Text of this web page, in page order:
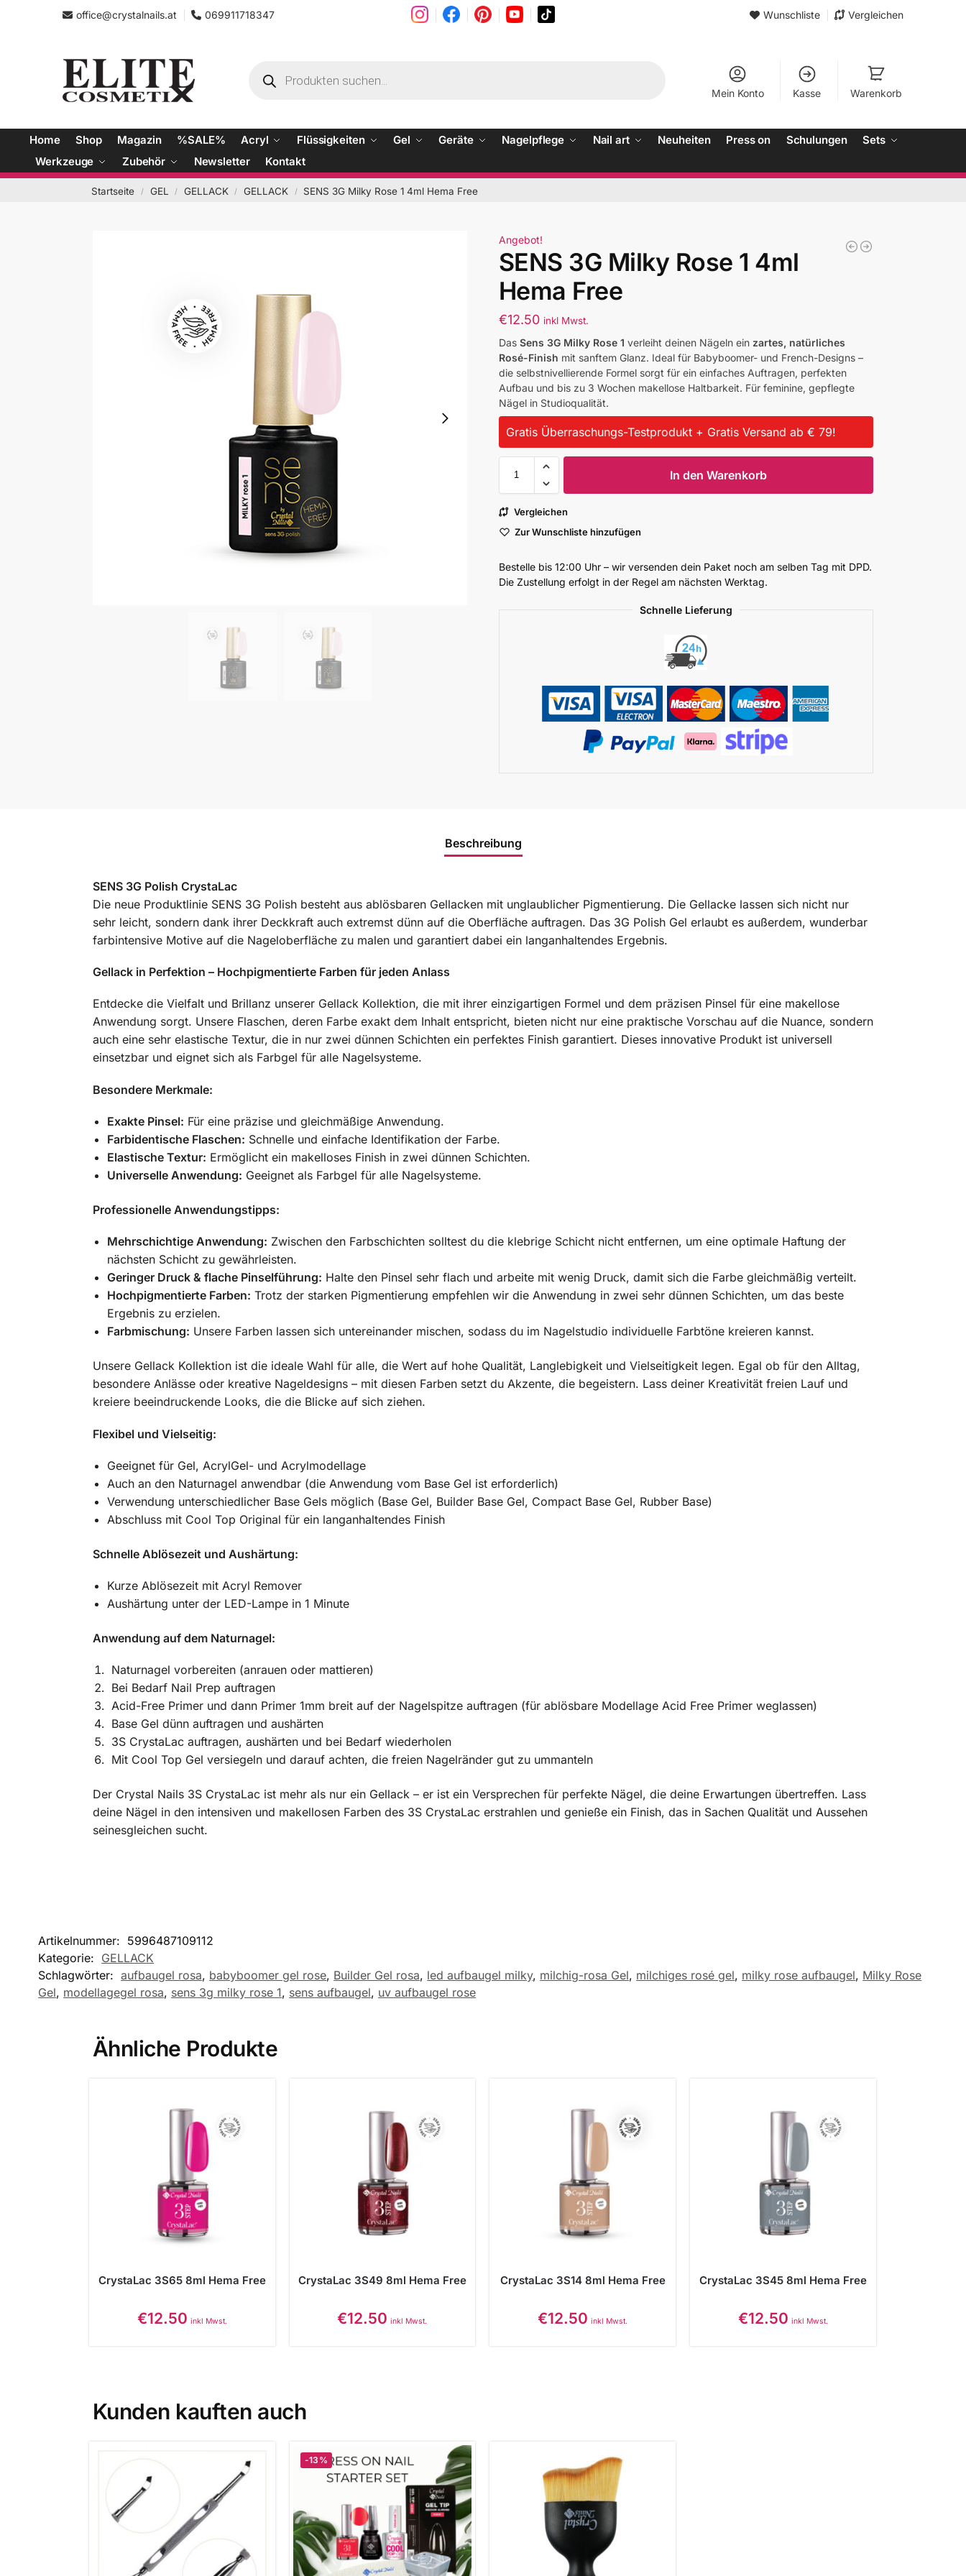
office@crystalnails.at 069911718347 Wunschliste Vergleichen
Mein Konto Kasse Warenkorb
Home Shop Magazin %SALE% Acryl Flüssigkeiten Gel Geräte Nagelpflege Nail art Neuheiten Press on Schulungen
Sets
Werkzeuge
Zubehör Newsletter Kontakt
Startseite / GEL / GELLACK / GELLACK / SENS 3G Milky Rose 1 4ml Hema Free
Angebot!
SENS 3G Milky Rose 1 4ml
Hema Free
€12.50 inkl Mwst.
Das Sens 3G Milky Rose 1 verleiht deinen Nägeln ein zartes, natürliches
Rosé-Finish mit sanftem Glanz. Ideal für Babyboomer- und French-Designs –
die selbstnivellierende Formel sorgt für ein einfaches Auftragen, perfekten
Aufbau und bis zu 3 Wochen makellose Haltbarkeit. Für feminine, gepflegte
Nägel in Studioqualität.
Gratis Überraschungs-Testprodukt + Gratis Versand ab € 79!
In den Warenkorb
Vergleichen
Zur Wunschliste hinzufügen
Bestelle bis 12:00 Uhr – wir versenden dein Paket noch am selben Tag mit DPD.
Die Zustellung erfolgt in der Regel am nächsten Werktag.
Schnelle Lieferung
Beschreibung
SENS 3G Polish CrystaLac
Die neue Produktlinie SENS 3G Polish besteht aus ablösbaren Gellacken mit unglaublicher Pigmentierung. Die Gellacke lassen sich nicht nur
sehr leicht, sondern dank ihrer Deckkraft auch extremst dünn auf die Oberfläche auftragen. Das 3G Polish Gel erlaubt es außerdem, wunderbar
farbintensive Motive auf die Nageloberfläche zu malen und garantiert dabei ein langanhaltendes Ergebnis.
Gellack in Perfektion – Hochpigmentierte Farben für jeden Anlass
Entdecke die Vielfalt und Brillanz unserer Gellack Kollektion, die mit ihrer einzigartigen Formel und dem präzisen Pinsel für eine makellose
Anwendung sorgt. Unsere Flaschen, deren Farbe exakt dem Inhalt entspricht, bieten nicht nur eine praktische Vorschau auf die Nuance, sondern
auch eine sehr elastische Textur, die in nur zwei dünnen Schichten ein perfektes Finish garantiert. Dieses innovative Produkt ist universell
einsetzbar und eignet sich als Farbgel für alle Nagelsysteme.
Besondere Merkmale:
Exakte Pinsel: Für eine präzise und gleichmäßige Anwendung.
Farbidentische Flaschen: Schnelle und einfache Identifikation der Farbe.
Elastische Textur: Ermöglicht ein makelloses Finish in zwei dünnen Schichten.
Universelle Anwendung: Geeignet als Farbgel für alle Nagelsysteme.
Professionelle Anwendungstipps:
Mehrschichtige Anwendung: Zwischen den Farbschichten solltest du die klebrige Schicht nicht entfernen, um eine optimale Haftung der
nächsten Schicht zu gewährleisten.
Geringer Druck & flache Pinselführung: Halte den Pinsel sehr flach und arbeite mit wenig Druck, damit sich die Farbe gleichmäßig verteilt.
Hochpigmentierte Farben: Trotz der starken Pigmentierung empfehlen wir die Anwendung in zwei sehr dünnen Schichten, um das beste
Ergebnis zu erzielen.
Farbmischung: Unsere Farben lassen sich untereinander mischen, sodass du im Nagelstudio individuelle Farbtöne kreieren kannst.
Unsere Gellack Kollektion ist die ideale Wahl für alle, die Wert auf hohe Qualität, Langlebigkeit und Vielseitigkeit legen. Egal ob für den Alltag,
besondere Anlässe oder kreative Nageldesigns – mit diesen Farben setzt du Akzente, die begeistern. Lass deiner Kreativität freien Lauf und
kreiere beeindruckende Looks, die die Blicke auf sich ziehen.
Flexibel und Vielseitig:
Geeignet für Gel, AcrylGel- und Acrylmodellage
Auch an den Naturnagel anwendbar (die Anwendung vom Base Gel ist erforderlich)
Verwendung unterschiedlicher Base Gels möglich (Base Gel, Builder Base Gel, Compact Base Gel, Rubber Base)
Abschluss mit Cool Top Original für ein langanhaltendes Finish
Schnelle Ablösezeit und Aushärtung:
Kurze Ablösezeit mit Acryl Remover
Aushärtung unter der LED-Lampe in 1 Minute
Anwendung auf dem Naturnagel:
Naturnagel vorbereiten (anrauen oder mattieren)
Bei Bedarf Nail Prep auftragen
Acid-Free Primer und dann Primer 1mm breit auf der Nagelspitze auftragen (für ablösbare Modellage Acid Free Primer weglassen)
Base Gel dünn auftragen und aushärten
3S CrystaLac auftragen, aushärten und bei Bedarf wiederholen
Mit Cool Top Gel versiegeln und darauf achten, die freien Nagelränder gut zu ummanteln
Der Crystal Nails 3S CrystaLac ist mehr als nur ein Gellack – er ist ein Versprechen für perfekte Nägel, die deine Erwartungen übertreffen. Lass
deine Nägel in den intensiven und makellosen Farben des 3S CrystaLac erstrahlen und genieße ein Finish, das in Sachen Qualität und Aussehen
seinesgleichen sucht.
Artikelnummer: 5996487109112
Kategorie: GELLACK
Schlagwörter: aufbaugel rosa, babyboomer gel rose, Builder Gel rosa, led aufbaugel milky, milchig-rosa Gel, milchiges rosé gel, milky rose aufbaugel, Milky Rose
Gel, modellagegel rosa, sens 3g milky rose 1, sens aufbaugel, uv aufbaugel rose
Ähnliche Produkte
CrystaLac 3S65 8ml Hema Free
€12.50 inkl Mwst.
CrystaLac 3S49 8ml Hema Free
€12.50 inkl Mwst.
CrystaLac 3S14 8ml Hema Free
€12.50 inkl Mwst.
CrystaLac 3S45 8ml Hema Free
€12.50 inkl Mwst.
Kunden kauften auch
-13%